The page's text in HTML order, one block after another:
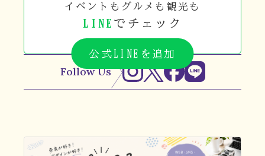
イベントもグルメも観光も
LINE でチェック
公式LINEを追加
Follow Us